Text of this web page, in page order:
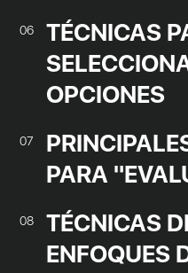
06
TÉCNICAS
OPCIONES
07
PARA
08
TÉCNICAS
ENFOQUES